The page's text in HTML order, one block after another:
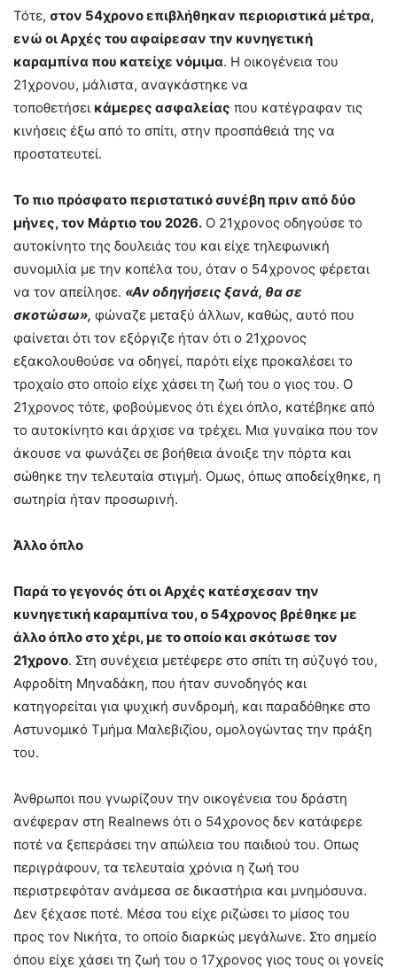
Τότε, στον 54χρονο επιβλήθηκαν περιοριστικά μέτρα,
ενώ οι Αρχές του αφαίρεσαν την κυνηγετική
καραμπίνα που κατείχε νόμιμα. Η οικογένεια του
21χρονου, μάλιστα, αναγκάστηκε να
τοποθετήσει κάμερες ασφαλείας που κατέγραφαν τις
κινήσεις έξω από το σπίτι, στην προσπάθειά της να
προστατευτεί.
Το πιο πρόσφατο περιστατικό συνέβη πριν από δύο
μήνες, τον Μάρτιο του 2026. Ο 21χρονος οδηγούσε το
αυτοκίνητο της δουλειάς του και είχε τηλεφωνική
συνομιλία με την κοπέλα του, όταν ο 54χρονος φέρεται
να τον απείλησε. «Αν οδηγήσεις ξανά, θα σε
σκοτώσω», φώναζε μεταξύ άλλων, καθώς, αυτό που
φαίνεται ότι τον εξόργιζε ήταν ότι ο 21χρονος
εξακολουθούσε να οδηγεί, παρότι είχε προκαλέσει το
τροχαίο στο οποίο είχε χάσει τη ζωή του ο γιος του. Ο
21χρονος τότε, φοβούμενος ότι έχει όπλο, κατέβηκε από
το αυτοκίνητο και άρχισε να τρέχει. Μια γυναίκα που τον
άκουσε να φωνάζει σε βοήθεια άνοιξε την πόρτα και
σώθηκε την τελευταία στιγμή. Ομως, όπως αποδείχθηκε, η
σωτηρία ήταν προσωρινή.
Άλλο όπλο
Παρά το γεγονός ότι οι Αρχές κατέσχεσαν την
κυνηγετική καραμπίνα του, ο 54χρονος βρέθηκε με
άλλο όπλο στο χέρι, με το οποίο και σκότωσε τον
21χρονο. Στη συνέχεια μετέφερε στο σπίτι τη σύζυγό του,
Αφροδίτη Μηναδάκη, που ήταν συνοδηγός και
κατηγορείται για ψυχική συνδρομή, και παραδόθηκε στο
Αστυνομικό Τμήμα Μαλεβιζίου, ομολογώντας την πράξη
του.
Άνθρωποι που γνωρίζουν την οικογένεια του δράστη
ανέφεραν στη Realnews ότι ο 54χρονος δεν κατάφερε
ποτέ να ξεπεράσει την απώλεια του παιδιού του. Οπως
περιγράφουν, τα τελευταία χρόνια η ζωή του
περιστρεφόταν ανάμεσα σε δικαστήρια και μνημόσυνα.
Δεν ξέχασε ποτέ. Μέσα του είχε ριζώσει το μίσος του
προς τον Νικήτα, το οποίο διαρκώς μεγάλωνε. Στο σημείο
όπου είχε χάσει τη ζωή του ο 17χρονος γιος τους οι γονείς